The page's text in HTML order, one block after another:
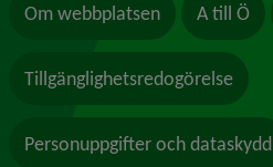
Om webbplatsen A till Ö
Tillgänglighetsredogörelse
Personuppgifter och dataskydd